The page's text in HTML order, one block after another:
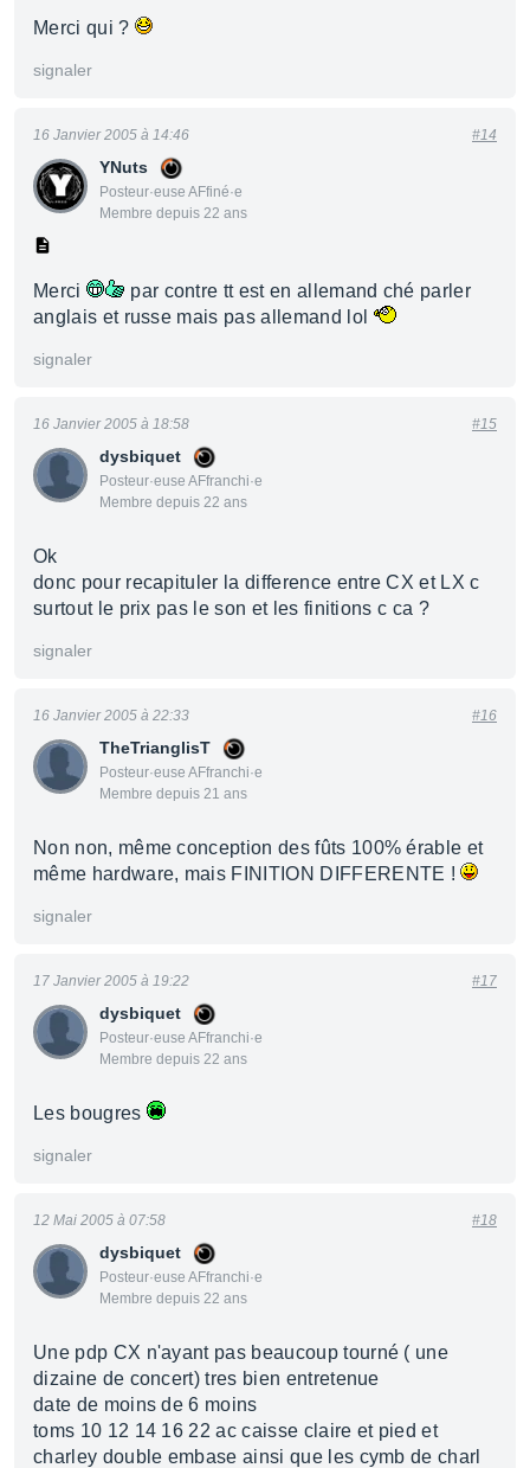
Merci qui ?
signaler
YNuts
Posteur·euse AFfiné·e
Membre depuis 22 ans
16 Janvier 2005 à 14:46 #14
Merci
par contre tt est en allemand ché parler
anglais et russe mais pas allemand lol
signaler
dysbiquet
Posteur·euse AFfranchi·e
Membre depuis 22 ans
16 Janvier 2005 à 18:58 #15
Ok
donc pour recapituler la difference entre CX et LX c
surtout le prix pas le son et les finitions c ca ?
signaler
TheTrianglisT
Posteur·euse AFfranchi·e
Membre depuis 21 ans
16 Janvier 2005 à 22:33 #16
Non non, même conception des fûts 100% érable et
même hardware, mais FINITION DIFFERENTE !
signaler
dysbiquet
Posteur·euse AFfranchi·e
Membre depuis 22 ans
17 Janvier 2005 à 19:22 #17
Les bougres
signaler
dysbiquet
Posteur·euse AFfranchi·e
Membre depuis 22 ans
12 Mai 2005 à 07:58 #18
Une pdp CX n'ayant pas beaucoup tourné ( une
dizaine de concert) tres bien entretenue
date de moins de 6 moins
toms 10 12 14 16 22 ac caisse claire et pied et
charley double embase ainsi que les cymb de charl